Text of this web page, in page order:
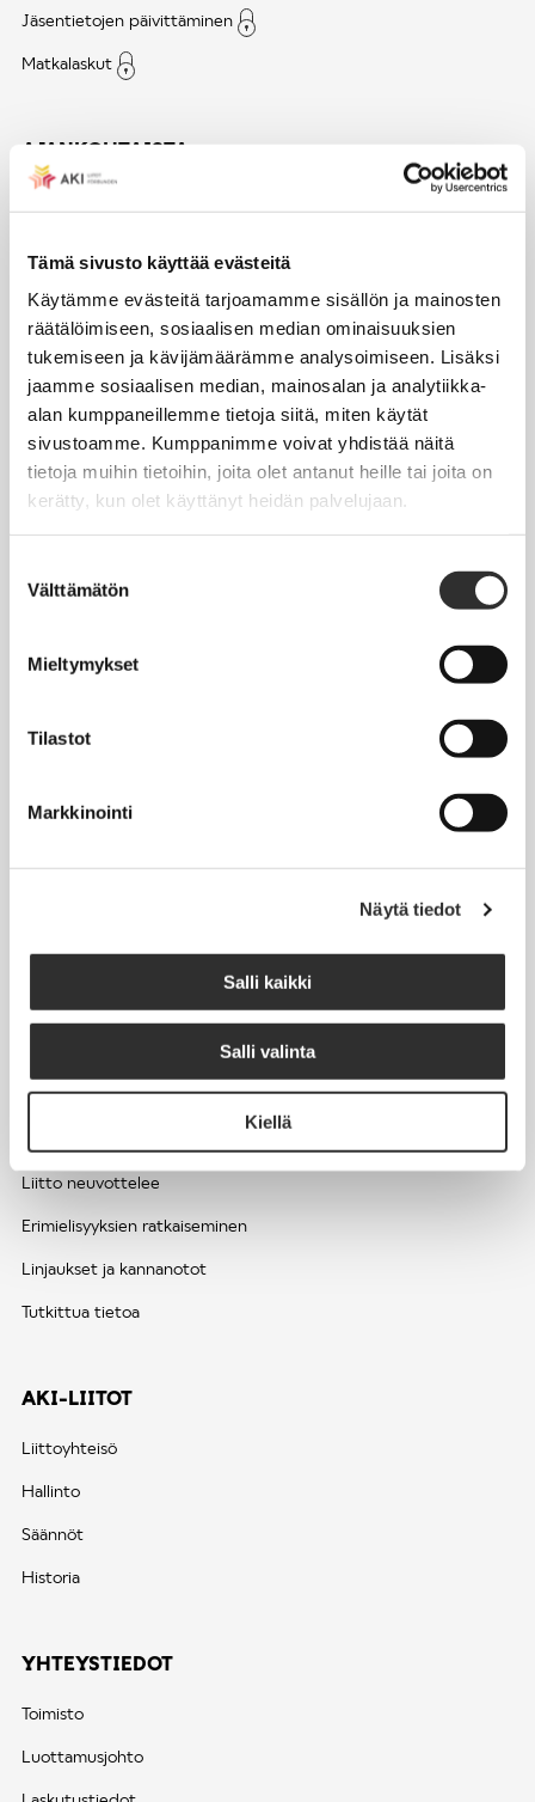
Tämä sivusto käyttää evästeitä
Käytämme evästeitä tarjoamamme sisällön ja mainosten
räätälöimiseen, sosiaalisen median ominaisuuksien
tukemiseen ja kävijämäärämme analysoimiseen. Lisäksi
jaamme sosiaalisen median, mainosalan ja analytiikka-
alan kumppaneillemme tietoja siitä, miten käytät
sivustoamme. Kumppanimme voivat yhdistää näitä
tietoja muihin tietoihin, joita olet antanut heille tai joita on
kerätty, kun olet käyttänyt heidän palvelujaan.
valinta
Välttämätön
Mieltymykset
Tilastot
Markkinointi
Näytä tiedot
Salli kaikki
Salli valinta
Kiellä
Jäsentietojen päivittäminen
Matkalaskut
AJANKOHTAISTA
Crux-lehti
JOBI
TYÖELÄMÄOPAS
Työnhaku
KirVESTES 2025-2028, KJTES sekä muut työ- ja
Palkkaus
Työttömyys ja lomautukset
Kesätyöntekijän työehdot ja palkkaus seurakuntien hengellisessä
EDUNVALVONTA
Liitto neuvottelee
Erimielisyyksien ratkaiseminen
Linjaukset ja kannanotot
Tutkittua tietoa
AKI-LIITOT
Liittoyhteisö
Hallinto
Säännöt
Historia
YHTEYSTIEDOT
Toimisto
Luottamusjohto